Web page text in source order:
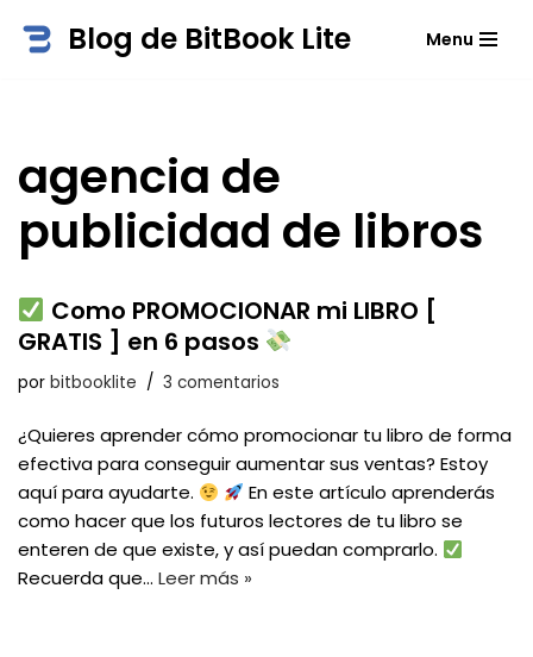
Blog de BitBook Lite Menu
agencia de
publicidad de libros
Como PROMOCIONAR mi LIBRO [
GRATIS ] en 6 pasos
por bitbooklite 3 comentarios
¿Quieres aprender cómo promocionar tu libro de forma
efectiva para conseguir aumentar sus ventas? Estoy
aquí para ayudarte.
En este artículo aprenderás
como hacer que los futuros lectores de tu libro se
enteren de que existe, y así puedan comprarlo.
Recuerda que… Leer más »